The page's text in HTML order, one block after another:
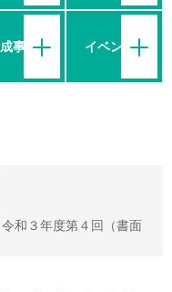
事業 イベント
和３年度第４回（書面